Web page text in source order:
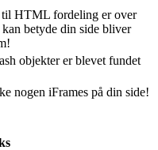
til HTML fordeling er over
kan betyde din side bliver
objekter er blevet fundet
nogen iFrames på din side!